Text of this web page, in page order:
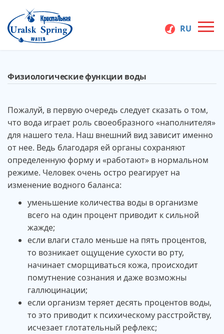
содержимому
Кристальнаяводы в Уральске
воду на дом и в
офис
RU
Физиологические функции воды
Пожалуй, в первую очередь следует сказать о том,
что вода играет роль своеобразного «наполнителя»
для нашего тела. Наш внешний вид зависит именно
от нее. Ведь благодаря ей органы сохраняют
определенную форму и «работают» в нормальном
режиме. Человек очень остро реагирует на
изменение водного баланса:
уменьшение количества воды в организме
всего на один процент приводит к сильной
жажде;
если влаги стало меньше на пять процентов,
то возникает ощущение сухости во рту,
начинает сморщиваться кожа, происходит
помутнение сознания и даже возможны
галлюцинации;
если организм теряет десять процентов воды,
то это приводит к психическому расстройству,
исчезает глотательный рефлекс;